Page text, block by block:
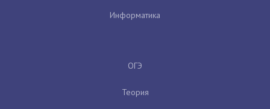
Информатика
ОГЭ
Теория